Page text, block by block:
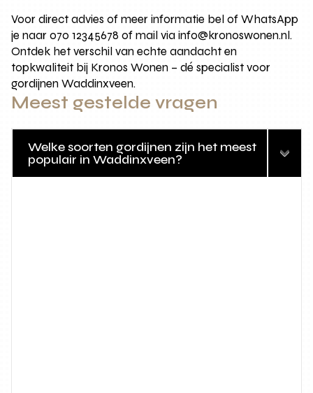
Voor direct advies of meer informatie bel of WhatsApp
je naar 070 12345678 of mail via info@kronoswonen.nl.
Ontdek het verschil van echte aandacht en
topkwaliteit bij Kronos Wonen – dé specialist voor
gordijnen Waddinxveen.
Meest gestelde vragen
Welke soorten gordijnen zijn het meest
populair in Waddinxveen?